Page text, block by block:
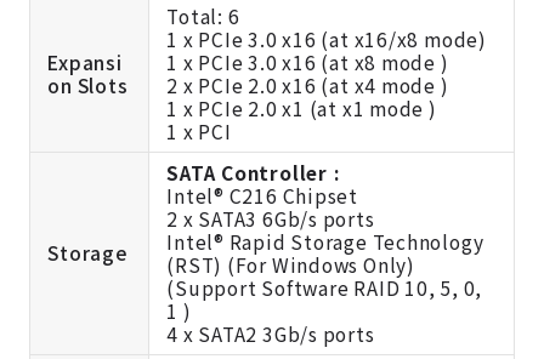
Expansi
on Slots
Total: 6
1 x PCIe 3.0 x16 (at x16/x8 mode)
1 x PCIe 3.0 x16 (at x8 mode )
2 x PCIe 2.0 x16 (at x4 mode )
1 x PCIe 2.0 x1 (at x1 mode )
1 x PCI
Storage
SATA Controller :
Intel® C216 Chipset
2 x SATA3 6Gb/s ports
Intel® Rapid Storage Technology
(RST) (For Windows Only)
(Support Software RAID 10, 5, 0,
1 )
4 x SATA2 3Gb/s ports